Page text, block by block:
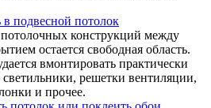
подвесной потолок
конструкций между
остается свободная область.
вмонтировать практически
решетки вентиляции,
и прочее.